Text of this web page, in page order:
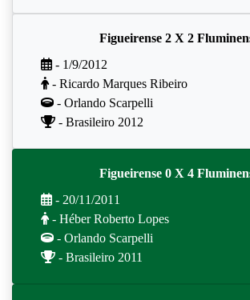
Figueirense 2 X 2
- 1/9/2012
- Ricardo Marques Ribeiro
- Orlando Scarpelli
- Brasileiro 2012
Figueirense 0 X 4
- 20/11/2011
- Héber Roberto Lopes
- Orlando Scarpelli
- Brasileiro 2011